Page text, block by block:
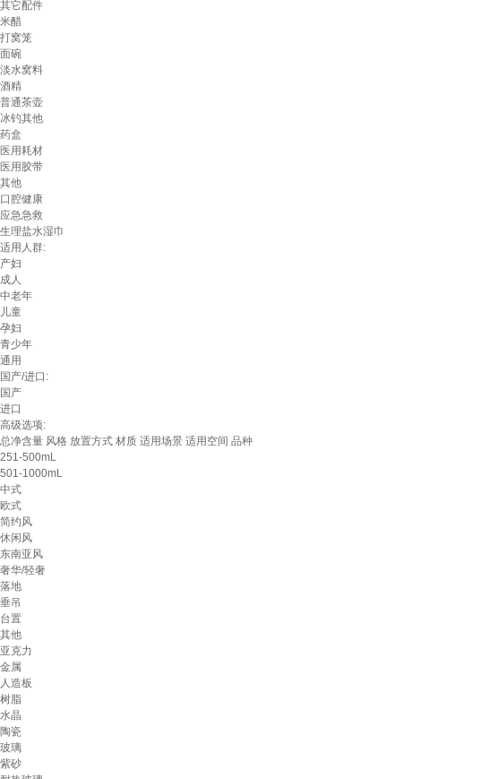
其它配件
米醋
打窝笼
面碗
淡水窝料
酒精
普通茶壶
冰钓其他
药盒
医用耗材
医用胶带
其他
口腔健康
应急急救
生理盐水湿巾
适用人群:
产妇
成人
中老年
儿童
孕妇
青少年
通用
国产/进口:
国产
进口
高级选项:
总净含量 风格 放置方式 材质 适用场景 适用空间 品种
251-500mL
501-1000mL
中式
欧式
简约风
休闲风
东南亚风
奢华/轻奢
落地
垂吊
台置
其他
亚克力
金属
人造板
树脂
水晶
陶瓷
玻璃
紫砂